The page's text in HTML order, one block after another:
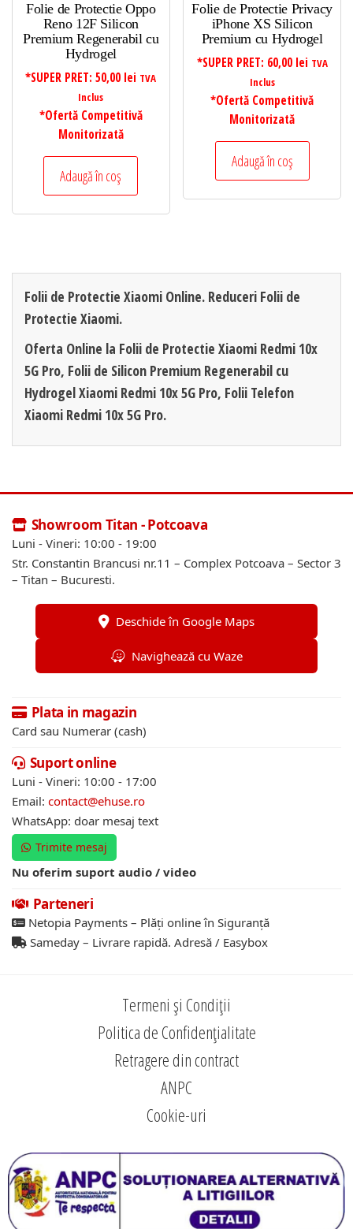
Folie de Protectie Oppo
Reno 12F Silicon
Premium Regenerabil cu
Hydrogel
*SUPER PRET:50,00 lei TVA
Inclus
*Ofertă Competitivă
Monitorizată
Adaugă în coș
Folie de Protectie Privacy
iPhone XS Silicon
Premium cu Hydrogel
*SUPER PRET: 60,00 lei TVA
Inclus
*Ofertă Competitivă
Monitorizată
Adaugă în coș
Folii de Protectie Xiaomi Online. Reduceri Folii de
Protectie Xiaomi.
Oferta Online la Folii de Protectie Xiaomi Redmi 10x
5G Pro, Folii de Silicon Premium Regenerabil cu
Hydrogel Xiaomi Redmi 10x 5G Pro, Folii Telefon
Xiaomi Redmi 10x 5G Pro.
Showroom Titan - Potcoava
Luni - Vineri: 10:00 - 19:00
Str. Constantin Brancusi nr.11 – Complex Potcoava – Sector 3
– Titan – Bucuresti.
Deschide în Google Maps
Navighează cu Waze
Plata in magazin
Card sau Numerar (cash)
Suport online
Luni - Vineri: 10:00 - 17:00
Email: contact@ehuse.ro
WhatsApp: doar mesaj text
Trimite mesaj
Nu oferim suport audio / video
Parteneri
Netopia Payments – Plăți online în Siguranță
Sameday – Livrare rapidă. Adresă / Easybox
Termeni și Condiții
Politica de Confidențialitate
Retragere din contract
ANPC
Cookie-uri